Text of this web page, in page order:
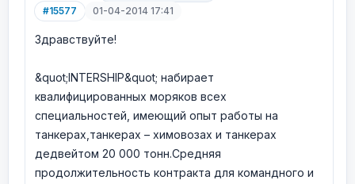
#15577 01-04-2014 17:41
Здравствуйте!
&quot;INTERSHIP&quot; набирает
квалифицированных моряков всех
специальностей, имеющий опыт работы на
танкерах,танкерах – химовозах и танкерах
дедвейтом 20 000 тонн.Средняя
продолжительность контракта для командного и